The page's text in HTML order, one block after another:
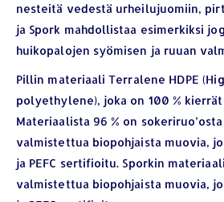
nesteitä vedestä urheilujuomiin,
ja Spork mahdollistaa esimerkiksi
huikopalojen syömisen ja ruuan
Pillin materiaali Terralene HDPE
polyethylene), joka on 100 %
Materiaalista 96 % on
valmistettua biopohjaista muovia,
ja PEFC sertifioitu. Sporkin
valmistettua biopohjaista muovia,